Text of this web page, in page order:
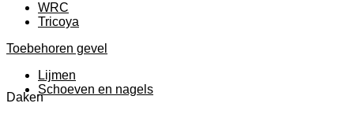
WRC
Tricoya
Toebehoren gevel
Lijmen
Schoeven en nagels
Daken